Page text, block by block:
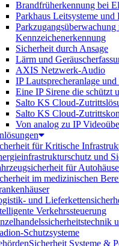
Brandfrüherkennung bei
Parkhaus Leitsysteme
Parkzugangsüberwachung
Kennzeichenerkennung
Sicherheit durch Ansage
Lärm und
AXIS Netzwerk-Audio
IP Lautsprecheranlage
Eine IP Sirene die schützt
Salto KS Cloud-
Salto KS Cloud-
Von analog zu IP
für Kritische
und
für
im medizinischen
und
Verkehrssteuerung
Schutzsysteme
Systeme &